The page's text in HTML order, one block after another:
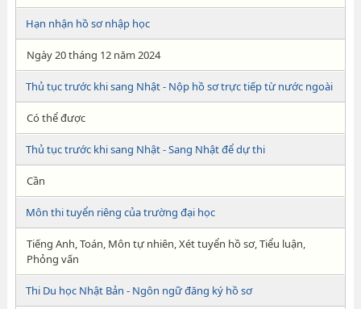
Hạn nhận hồ sơ nhập học
Ngày 20 tháng 12 năm 2024
Thủ tục trước khi sang Nhật - Nộp hồ sơ trực tiếp từ nước ngoài
Có thể được
Thủ tục trước khi sang Nhật - Sang Nhật để dự thi
Cần
Môn thi tuyển riêng của trường đại học
Tiếng Anh, Toán, Môn tự nhiên, Xét tuyển hồ sơ, Tiểu luận,
Phỏng vấn
Thi Du học Nhật Bản - Ngôn ngữ đăng ký hồ sơ